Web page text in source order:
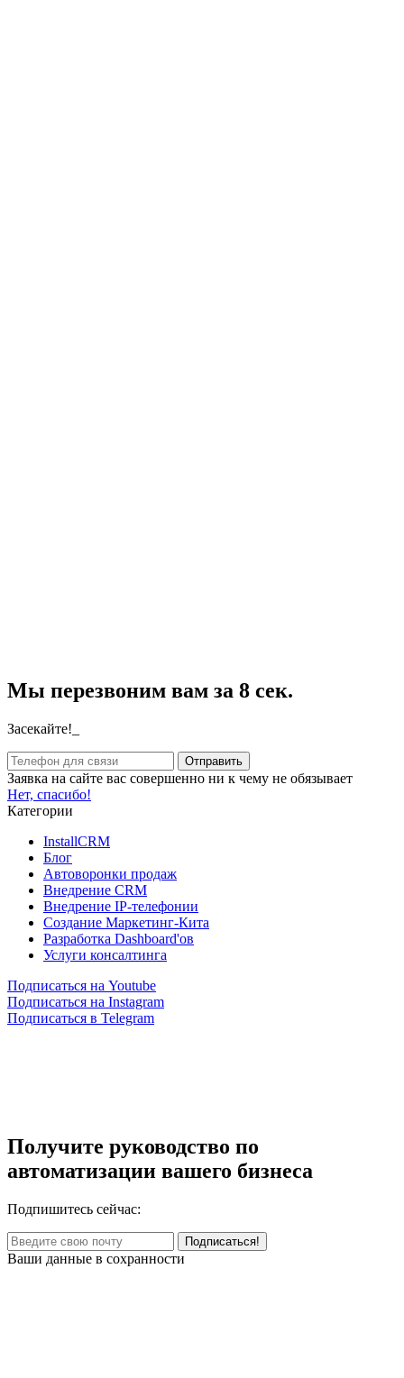
Мы перезвоним вам за 8 сек.
Засекайте!_
Заявка на сайте вас совершенно ни к чему не обязывает
Нет, спасибо!
Категории
InstallCRM
Блог
Автоворонки продаж
Внедрение CRM
Внедрение IP-телефонии
Создание Маркетинг-Кита
Разработка Dashboard'ов
Услуги консалтинга
Подписаться на Youtube
Подписаться на Instagram
Подписаться в Telegram
Получите руководство по
автоматизации вашего бизнеса
Подпишитесь сейчас:
Ваши данные в сохранности